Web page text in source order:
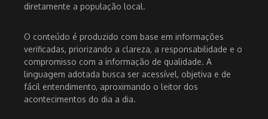
diretamente a população local.
O conteúdo é produzido com base em informações
verificadas, priorizando a clareza, a responsabilidade e o
compromisso com a informação de qualidade. A
linguagem adotada busca ser acessível, objetiva e de
fácil entendimento, aproximando o leitor dos
acontecimentos do dia a dia.